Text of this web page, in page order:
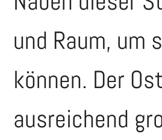
und Raum,
können. Der
ausreichend